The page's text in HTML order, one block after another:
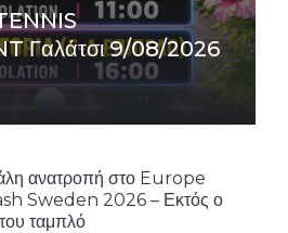
Γαλάτσι 9/08/2026
ανατροπή στο Europe
Sweden 2026 – Εκτός ο
ταμπλό